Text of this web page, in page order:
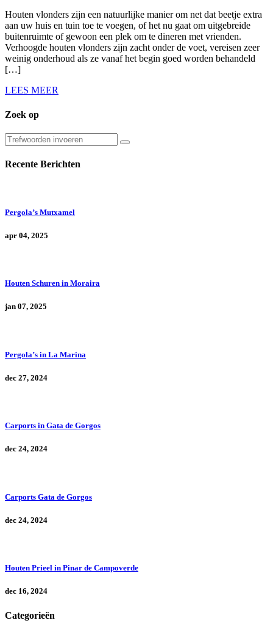
Houten vlonders zijn een natuurlijke manier om net dat beetje extra
aan uw huis en tuin toe te voegen, of het nu gaat om uitgebreide
buitenruimte of gewoon een plek om te dineren met vrienden.
Verhoogde houten vlonders zijn zacht onder de voet, vereisen zeer
weinig onderhoud als ze vanaf het begin goed worden behandeld
[…]
LEES MEER
Zoek op
Recente Berichten
Pergola’s Mutxamel
apr 04, 2025
Houten Schuren in Moraira
jan 07, 2025
Pergola’s in La Marina
dec 27, 2024
Carports in Gata de Gorgos
dec 24, 2024
Carports Gata de Gorgos
dec 24, 2024
Houten Prieel in Pinar de Campoverde
dec 16, 2024
Categorieën